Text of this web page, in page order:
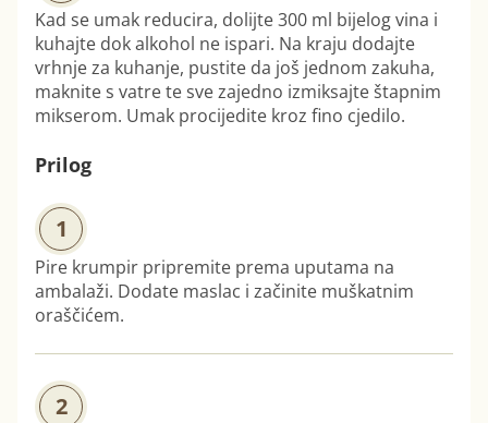
Kad se umak reducira, dolijte 300 ml bijelog vina i
kuhajte dok alkohol ne ispari. Na kraju dodajte
vrhnje za kuhanje, pustite da još jednom zakuha,
maknite s vatre te sve zajedno izmiksajte štapnim
mikserom. Umak procijedite kroz fino cjedilo.
Prilog
1
Pire krumpir pripremite prema uputama na
ambalaži. Dodate maslac i začinite muškatnim
oraščićem.
2